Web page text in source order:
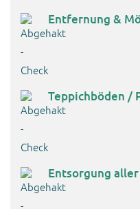
Entfernung &
Teppichböden /
Entsorgung